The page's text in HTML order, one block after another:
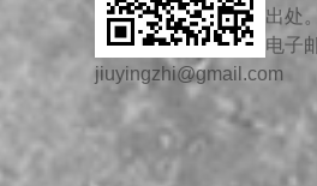
出处
电子
jiuyingzhi@gmail.com